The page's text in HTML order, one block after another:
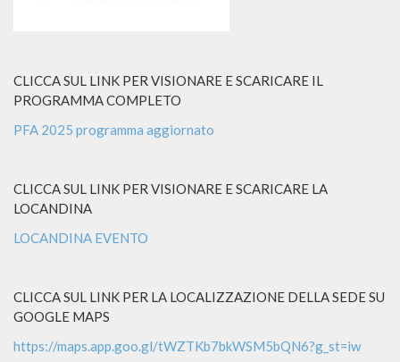
CLICCA SUL LINK PER VISIONARE E SCARICARE IL
PROGRAMMA COMPLETO
PFA 2025 programma aggiornato
CLICCA SUL LINK PER VISIONARE E SCARICARE LA
LOCANDINA
LOCANDINA EVENTO
CLICCA SUL LINK PER LA LOCALIZZAZIONE DELLA SEDE SU
GOOGLE MAPS
https://maps.app.goo.gl/tWZTKb7bkWSM5bQN6?g_st=iw